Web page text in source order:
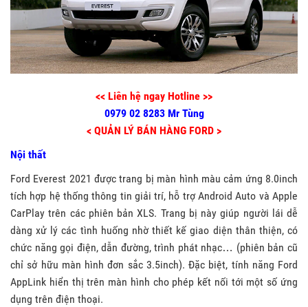
<< Liên hệ ngay Hotline >>
0979 02 8283 Mr Tùng
< QUẢN LÝ BÁN HÀNG FORD >
Nội thất
Ford Everest 2021 được trang bị màn hình màu cảm ứng 8.0inch
tích hợp hệ thống thông tin giải trí, hỗ trợ Android Auto và Apple
CarPlay trên các phiên bản XLS. Trang bị này giúp người lái dễ
dàng xử lý các tình huống nhờ thiết kế giao diện thân thiện, có
chức năng gọi điện, dẫn đường, trình phát nhạc… (phiên bản cũ
chỉ sở hữu màn hình đơn sắc 3.5inch). Đặc biệt, tính năng Ford
AppLink hiển thị trên màn hình cho phép kết nối tới một số ứng
dụng trên điện thoại.